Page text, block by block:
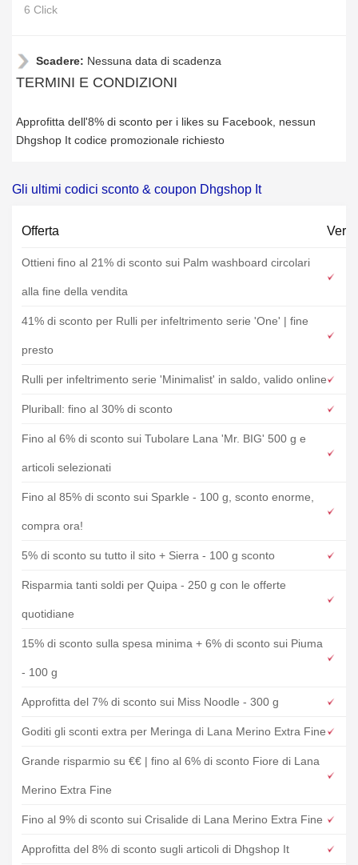
6 Click
Scadere: Nessuna data di scadenza
TERMINI E CONDIZIONI
Approfitta dell'8% di sconto per i likes su Facebook, nessun
Dhgshop It codice promozionale richiesto
Gli ultimi codici sconto & coupon Dhgshop It
Offerta
Ottieni fino al 21% di sconto sui Palm washboard circolari
alla fine della vendita
41% di sconto per Rulli per infeltrimento serie 'One' | fine
presto
Rulli per infeltrimento serie 'Minimalist' in saldo, valido online
Pluriball: fino al 30% di sconto
Fino al 6% di sconto sui Tubolare Lana 'Mr. BIG' 500 g e
articoli selezionati
Fino al 85% di sconto sui Sparkle - 100 g, sconto enorme,
compra ora!
5% di sconto su tutto il sito + Sierra - 100 g sconto
Risparmia tanti soldi per Quipa - 250 g con le offerte
quotidiane
15% di sconto sulla spesa minima + 6% di sconto sui Piuma
- 100 g
Approfitta del 7% di sconto sui Miss Noodle - 300 g
Goditi gli sconti extra per Meringa di Lana Merino Extra Fine
Grande risparmio su €€ | fino al 6% di sconto Fiore di Lana
Merino Extra Fine
Fino al 9% di sconto sui Crisalide di Lana Merino Extra Fine
Approfitta del 8% di sconto sugli articoli di Dhgshop It